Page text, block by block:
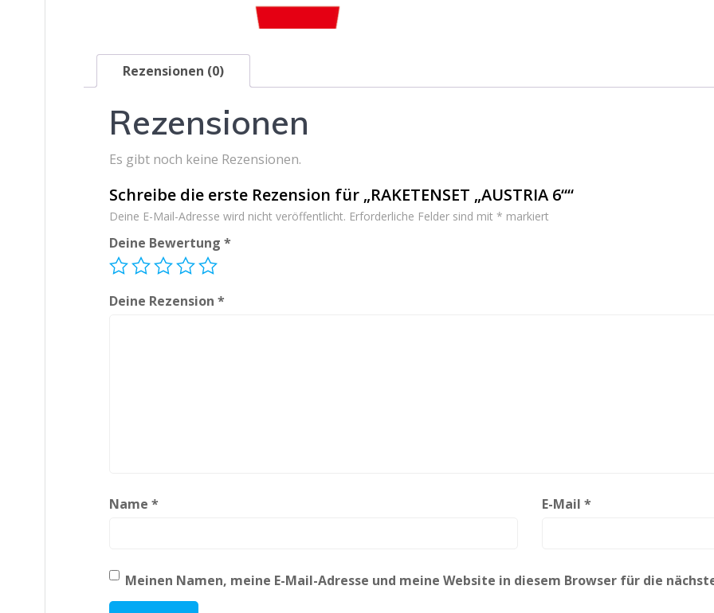
Rezensionen (0)
Rezensionen
Es gibt noch keine Rezensionen.
Schreibe die erste Rezension für „RAKETENSET „AUSTRIA 6““
Deine E-Mail-Adresse wird nicht veröffentlicht. Erforderliche Felder sind mit * markiert
Deine Bewertung *
Deine Rezension *
Name * E-Mail *
Meinen Namen, meine E-Mail-Adresse und meine Website in diesem Browser für die